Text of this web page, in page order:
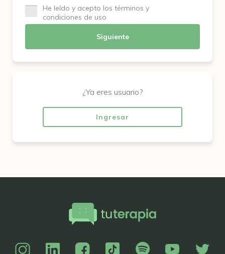
He leído y acepto los términos y
condiciones de uso
Siguiente
¿Ya eres usuario?
Ingresar